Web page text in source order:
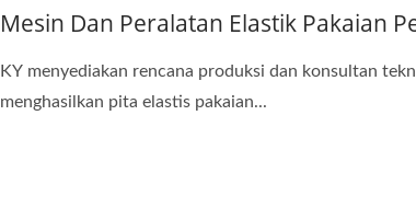
Mesin Dan Peralatan Elastik Pakaian
KY menyediakan rencana produksi dan konsultan
menghasilkan pita elastis pakaian...